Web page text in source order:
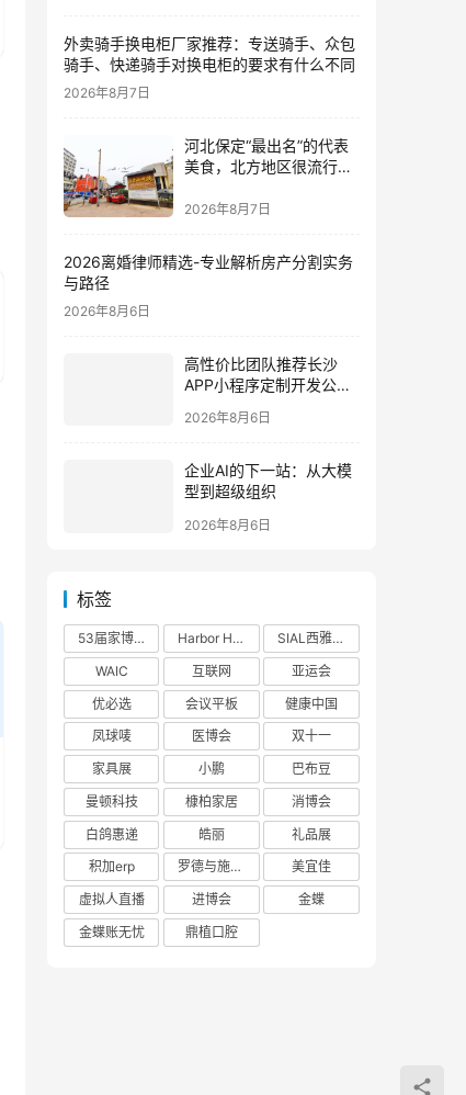
外卖骑手换电柜厂家推荐：专送骑手、众包
骑手、快递骑手对换电柜的要求有什么不同
2026年8月7日
河北保定“最出名”的代表
美食，北方地区很流行，
2026年8月7日
2026离婚律师精选-专业解析房产分割实务
与路径
2026年8月6日
高性价比团队推荐长沙
APP小程序定制开发公司
评
2026年8月6日
企业AI的下一站：从大模
型到超级组织
2026年8月6日
标签
53届家博会 Harbor House
SIAL西雅展
WAIC
互联网
亚运会
优必选
会议平板
健康中国
凤球唛
医博会
双十一
家具展
小鹏
巴布豆
曼顿科技
槺柏家居
消博会
白鸽惠递
皓丽
礼品展
积加erp
罗德与施瓦茨
美宜佳
虚拟人直播
进博会
金蝶
金蝶账无忧
鼎植口腔